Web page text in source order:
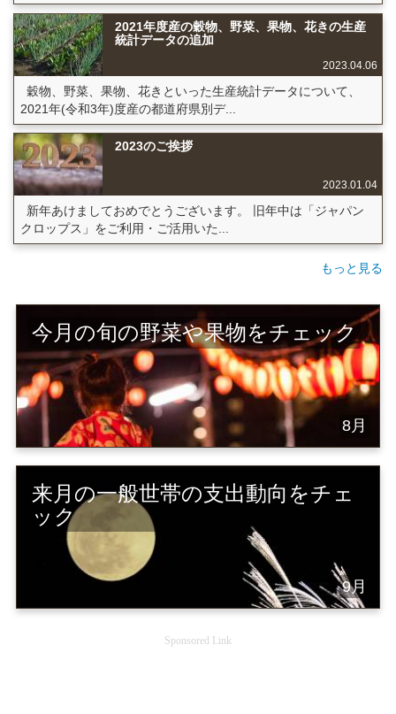
2021年度産の穀物、野菜、果物、花きの生産
統計データの追加
2023.04.06
穀物、野菜、果物、花きといった生産統計データについて、
2021年(令和3年)度産の都道府県別デ...
2023のご挨拶
2023.01.04
新年あけましておめでとうございます。 旧年中は「ジャパン
クロップス」をご利用・ご活用いた...
もっと見る
今月の旬の野菜や果物をチェック
8月
来月の一般世帯の支出動向をチェ
ック
9月
Sponsored Link